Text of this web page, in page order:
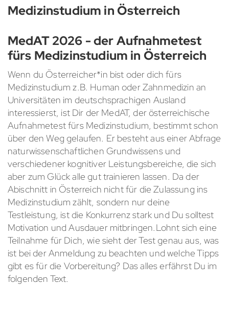
Medizinstudium in Österreich
MedAT2026 - der Aufnahmetest
fürs Medizinstudium in Österreich
Wenn du Österreicher*in bist oder dich fürs
Medizinstudium z.B. Human oder Zahnmedizin an
Universitäten im deutschsprachigen Ausland
interessierst, ist Dir der MedAT, der österreichische
Aufnahmetest fürs Medizinstudium, bestimmt schon
über den Weg gelaufen. Er besteht aus einer Abfrage
naturwissenschaftlichen Grundwissens und
verschiedener kognitiver Leistungsbereiche, die sich
aber zum Glück alle gut trainieren lassen. Da der
Abischnitt in Österreich nicht für die Zulassung ins
Medizinstudium zählt, sondern nur deine
Testleistung, ist die Konkurrenz stark und Du solltest
Motivation und Ausdauer mitbringen.Lohnt sich eine
Teilnahme für Dich, wie sieht der Test genau aus, was
ist bei der Anmeldung zu beachten und welche Tipps
gibt es für die Vorbereitung? Das alles erfährst Du im
folgenden Text.